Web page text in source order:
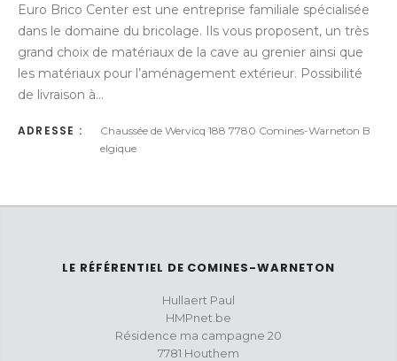
Euro Brico Center est une entreprise familiale spécialisée
dans le domaine du bricolage. Ils vous proposent, un très
grand choix de matériaux de la cave au grenier ainsi que
les matériaux pour l’aménagement extérieur. Possibilité
de livraison à…
ADRESSE :
Chaussée de Wervicq 188 7780 Comines-Warneton B
elgique
LE RÉFÉRENTIEL DE COMINES-WARNETON
Hullaert Paul
HMPnet.be
Résidence ma campagne 20
7781 Houthem